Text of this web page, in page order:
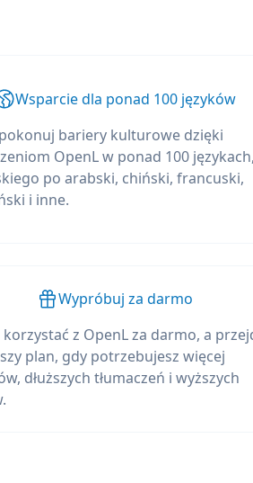
Wsparcie dla ponad 100 języków
bariery kulturowe dzięki
OpenL w ponad 100
po arabski, chiński, francuski,
i inne.
Wypróbuj za darmo
korzystać z OpenL za darmo, a
plan, gdy potrzebujesz więcej
dłuższych tłumaczeń i wyższych